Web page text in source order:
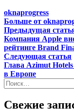
oknaprogress
Больше от
Навигация
по
записям
Предыдущая
Компания Apple
рейтинге Brand
Следующая статья
Глава Azimut
в Европе
Найти:
Свежие